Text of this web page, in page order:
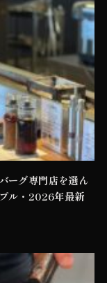
ーグ専門店を選ん
ル・2026年最新